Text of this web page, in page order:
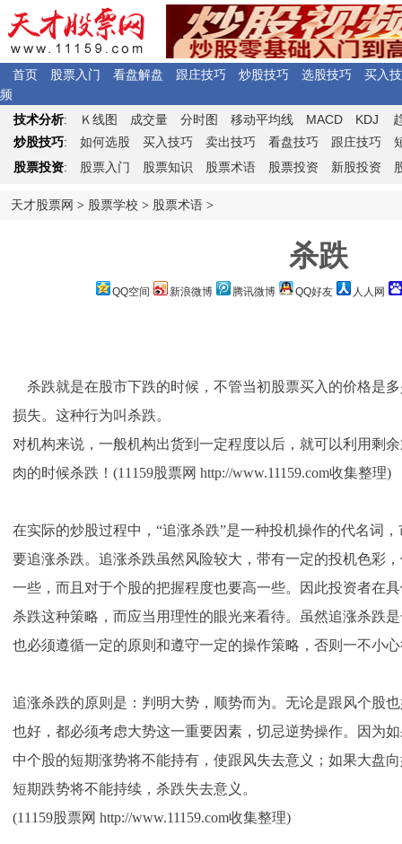
首页 股票入门 看盘解盘 跟庄技巧 炒股技巧 选股技巧
买入
频
技术分析: Ｋ 线图 成交量 分时图 移动平均线 MACD KDJ
炒股技巧: 如何选股 买入技巧 卖出技巧 看盘技巧 跟庄技巧
股票投资: 股票入门 股票知识 股票术语 股票投资 新股投资
天才股票网 > 股票学校 > 股票术语 >
杀跌
QQ空间 新浪微博 腾讯微博 QQ好友 人人网
杀跌就是在股市下跌的时候，不管当初股票买入的价格是
损失。这种行为叫杀跌。
对机构来说，一般机构出货到一定程度以后，就可以利用剩
肉的时候杀跌！(11159股票网 http://www.11159.com收集整理)
在实际的炒股过程中，“追涨杀跌”是一种投机操作的代名词
要追涨杀跌。追涨杀跌虽然风险较大，带有一定的投机色彩
一些，而且对于个股的把握程度也要高一些。因此投资者在
杀跌这种策略，而应当用理性的眼光来看待。虽然追涨杀跌
也必须遵循一定的原则和遵守一定的操作策略，否则一不小
追涨杀跌的原则是：判明大势，顺势而为。无论是跟风个股
也好，都必须考虑大势这一重要因素，切忌逆势操作。因为
中个股的短期涨势将不能持有，使跟风失去意义；如果大盘
短期跌势将不能持续，杀跌失去意义。
(11159股票网 http://www.11159.com收集整理)